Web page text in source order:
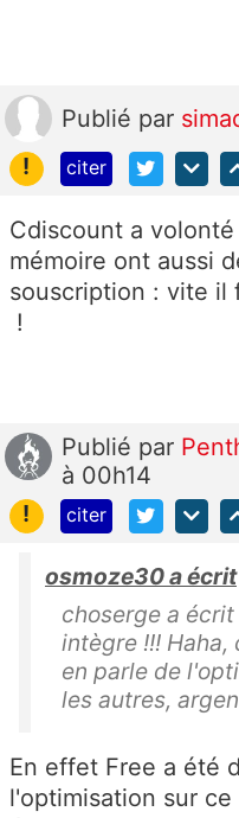
Publié par
!
citer
Cdiscount a
mémoire ont aussi
souscription : vite il
!
Publié par
à 00h14
!
citer
osmoze30 a écrit
choserge a
intègre !!! Haha,
en parle de
les autres,
En effet Free a été
l'optimisation sur